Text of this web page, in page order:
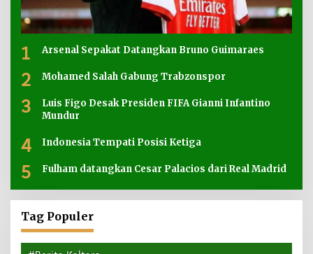
1 Arsenal Sepakat Datangkan Bruno Guimaraes
2 Mohamed Salah Gabung Trabzonspor
3
Luis Figo Desak Presiden FIFA Gianni Infantino
Mundur
4 Indonesia Tempati Posisi Ketiga
5 Fulham datangkan Cesar Palacios dari Real Madrid
Tag Populer